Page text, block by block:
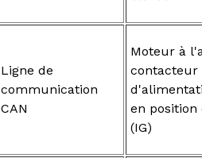
Ligne de
communication
CAN
Moteur à
contacteur
en position
(IG)